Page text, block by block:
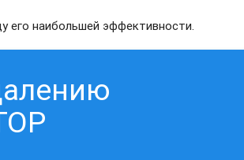
его наибольшей эффективности.